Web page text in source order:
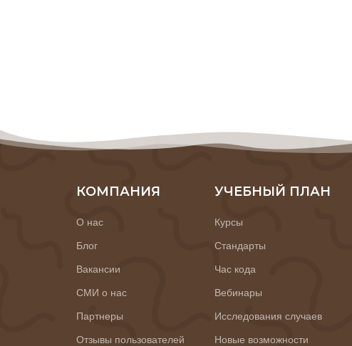
КОМПАНИЯ
О нас
Блог
Вакансии
СМИ о нас
Партнеры
Отзывы пользователей
УЧЕБНЫЙ ПЛАН
Курсы
Стандарты
Час кода
Вебинары
Исследования случаев
Новые возможности